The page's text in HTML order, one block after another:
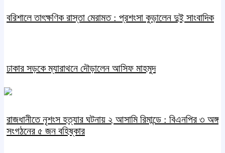
বরিশালে তাৎক্ষণিক রাস্তা মেরামত : প্রশংসা কুড়ালেন দুই সাংবাদিক
ঢাকার সড়কে ম্যারাথনে দৌড়ালেন আসিফ মাহমুদ
রাজধানীতে নৃশংস হত্যার ঘটনায় ২ আসামি রিমান্ডে : বিএনপির ৩ অঙ্গ
সংগঠনের ৫ জন বহিষ্কার